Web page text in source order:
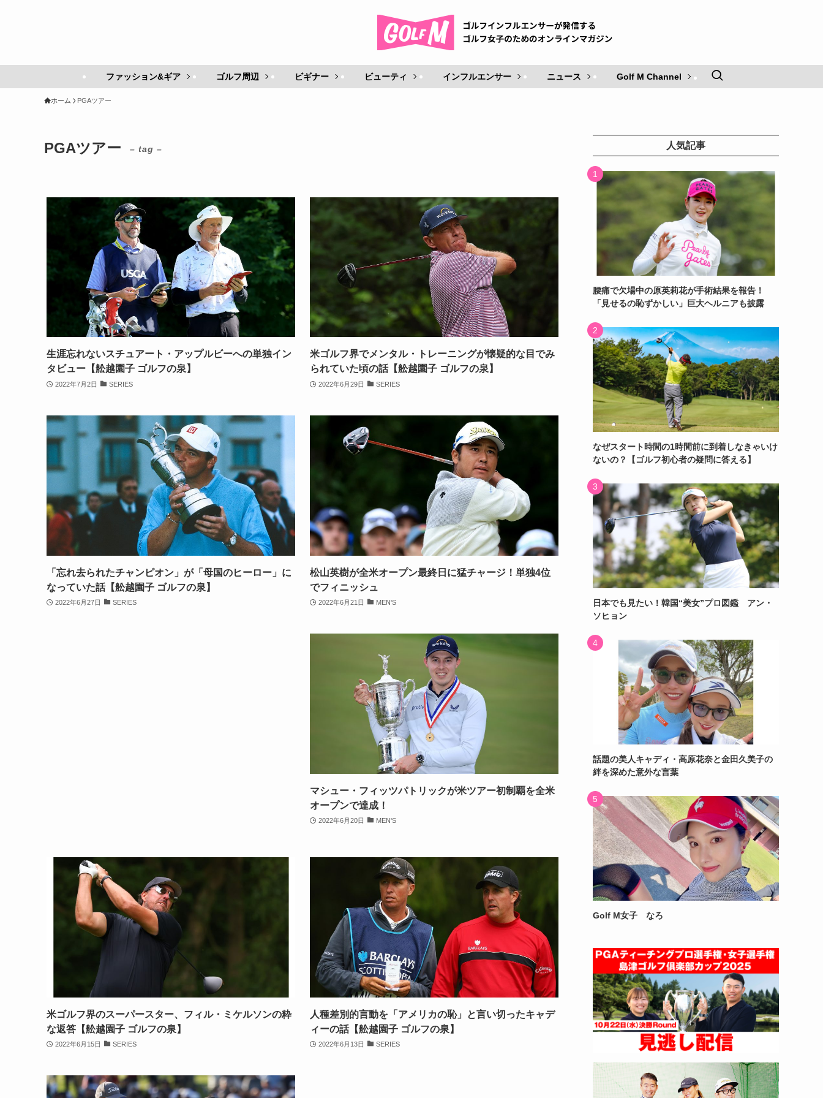
ファッション&ギア ゴルフ周辺 ビギナー ビューティ インフルエンサー ニュース Golf M Channel
ホーム PGAツアー
PGAツアー – tag –
生涯忘れないスチュアート・アップルビーへの単独イン
タビュー【舩越園子 ゴルフの泉】
2022年7月2日 SERIES
米ゴルフ界でメンタル・トレーニングが懐疑的な目でみ
られていた頃の話【舩越園子 ゴルフの泉】
2022年6月29日 SERIES
「忘れ去られたチャンピオン」が「母国のヒーロー」に
なっていた話【舩越園子 ゴルフの泉】
2022年6月27日 SERIES
松山英樹が全米オープン最終日に猛チャージ！単独4位
でフィニッシュ
2022年6月21日 MEN'S
マシュー・フィッツパトリックが米ツアー初制覇を全米
オープンで達成！
2022年6月20日 MEN'S
米ゴルフ界のスーパースター、フィル・ミケルソンの粋
な返答【舩越園子 ゴルフの泉】
2022年6月15日 SERIES
人種差別的言動を「アメリカの恥」と言い切ったキャデ
ィーの話【舩越園子 ゴルフの泉】
2022年6月13日 SERIES
人気記事
腰痛で欠場中の原英莉花が手術結果を報告！
「見せるの恥ずかしい」巨大ヘルニアも披露
なぜスタート時間の1時間前に到着しなきゃいけ
ないの？【ゴルフ初心者の疑問に答える】
日本でも見たい！韓国“美女”プロ図鑑 アン・
ソヒョン
話題の美人キャディ・高原花奈と金田久美子の
絆を深めた意外な言葉
Golf M女子 なろ